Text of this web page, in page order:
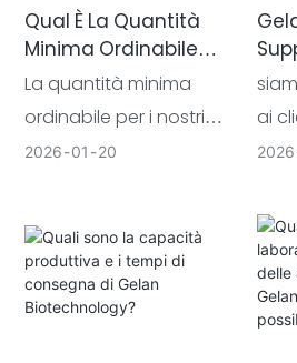
dimensioni in tutto il
mondo, che
comprendono marchi di
fascia media affermati e
marchi emergenti in
collaborazioni spaziano
nei settori della cura
della pelle, della
Qual È La Quantità
Minima Ordinabile
(MOQ) Presso Gelan
Biotechnology?
Supportate La
Produzione
La quantità minima
ordinabile per i nostri
prodotti varia a
personalizzazione, con
l'obiettivo di fornire punti
di partenza realizzabili
2026 01 20
ai
2026